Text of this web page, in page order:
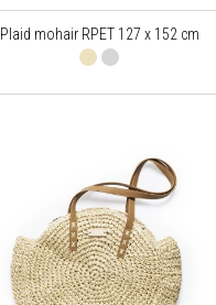
Plaid mohair RPET 127 x 152 cm